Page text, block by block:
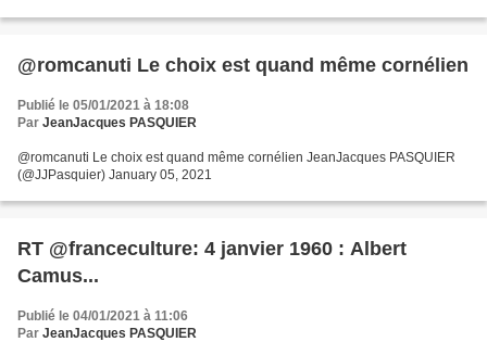
@romcanuti Le choix est quand même cornélien
Publié le 05/01/2021 à 18:08
Par JeanJacques PASQUIER
@romcanuti Le choix est quand même cornélien JeanJacques PASQUIER
(@JJPasquier) January 05, 2021
RT @franceculture: 4 janvier 1960 : Albert
Camus...
Publié le 04/01/2021 à 11:06
Par JeanJacques PASQUIER